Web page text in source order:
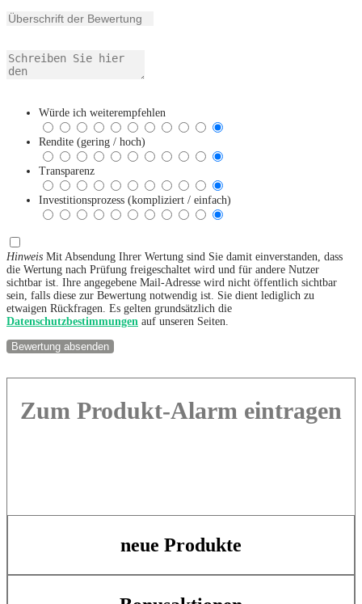
Würde ich weiterempfehlen
Rendite (gering / hoch)
Transparenz
Investitionsprozess (kompliziert / einfach)
Hinweis Mit Absendung Ihrer Wertung sind Sie damit einverstanden, dass
die Wertung nach Prüfung freigeschaltet wird und für andere Nutzer
sichtbar ist. Ihre angegebene Mail-Adresse wird nicht öffentlich sichtbar
sein, falls diese zur Bewertung notwendig ist. Sie dient lediglich zu
etwaigen Rückfragen. Es gelten grundsätzlich die
Datenschutzbestimmungen auf unseren Seiten.
Zum Produkt-Alarm eintragen
neue Produkte